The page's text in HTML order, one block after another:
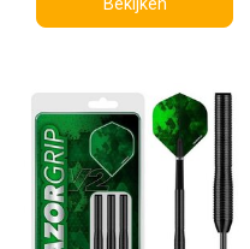
Bekijken